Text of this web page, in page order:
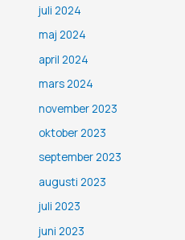
juli 2024
maj 2024
april 2024
mars 2024
november 2023
oktober 2023
september 2023
augusti 2023
juli 2023
juni 2023